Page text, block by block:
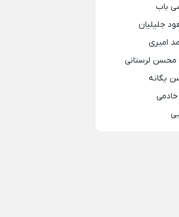
باب
جلیلیان
امیری
محسن لرستانی
یگانه